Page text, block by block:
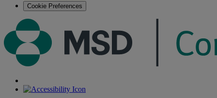
Cookie Preferences